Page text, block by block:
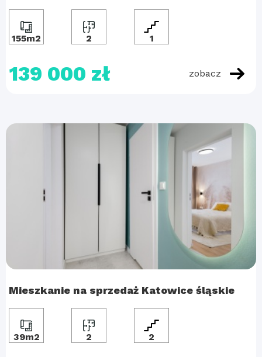
155m2 2 1
139 000 zł zobacz
Mieszkanie na sprzedaż Katowice śląskie
39m2 2 2